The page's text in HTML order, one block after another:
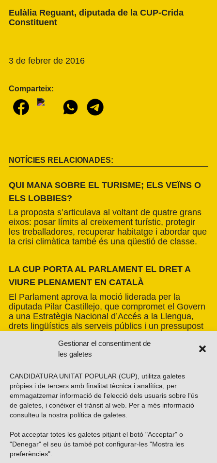
Gestionar el consentiment de
les galetes
CANDIDATURA UNITAT POPULAR (CUP), utilitza galetes
pròpies i de tercers amb finalitat tècnica i analítica, per
emmagatzemar informació de l'elecció dels usuaris sobre l'ús
de galetes, i conèixer el trànsit al web. Per a més informació
consulteu la nostra política de galetes
Pot acceptar totes les galetes pitjant el botó "Acceptar" o
"Denegar" el seu ús també pot configurar-les "Mostra les
preferències".
Eulàlia Reguant, diputada de la CUP-Crida
Constituent
3 de febrer de 2016
Comparteix:
NOTÍCIES RELACIONADES:
QUI MANA SOBRE EL TURISME; ELS VEÏNS O
ELS LOBBIES?
La proposta s’articulava al voltant de quatre grans
eixos: posar límits al creixement turístic, protegir
les treballadores, recuperar habitatge i abordar que
la crisi climàtica també és una qüestió de classe.
LA CUP PORTA AL PARLAMENT EL DRET A
VIURE PLENAMENT EN CATALÀ
El Parlament aprova la moció liderada per la
diputada Pilar Castillejo, que compromet el Govern
a una Estratègia Nacional d’Accés a la Llengua,
drets lingüístics als serveis públics i un pressupost
creació d’un centre públic de producció audiovisual
Vols subscriure’t al nostre butlletí?